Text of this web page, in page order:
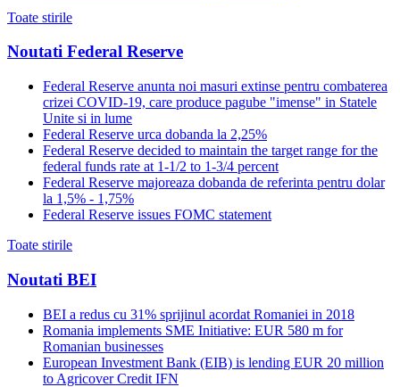
Toate stirile
Noutati Federal Reserve
Federal Reserve anunta noi masuri extinse pentru combaterea
crizei COVID-19, care produce pagube "imense" in Statele
Unite si in lume
Federal Reserve urca dobanda la 2,25%
Federal Reserve decided to maintain the target range for the
federal funds rate at 1-1/2 to 1-3/4 percent
Federal Reserve majoreaza dobanda de referinta pentru dolar
la 1,5% - 1,75%
Federal Reserve issues FOMC statement
Toate stirile
Noutati BEI
BEI a redus cu 31% sprijinul acordat Romaniei in 2018
Romania implements SME Initiative: EUR 580 m for
Romanian businesses
European Investment Bank (EIB) is lending EUR 20 million
to Agricover Credit IFN